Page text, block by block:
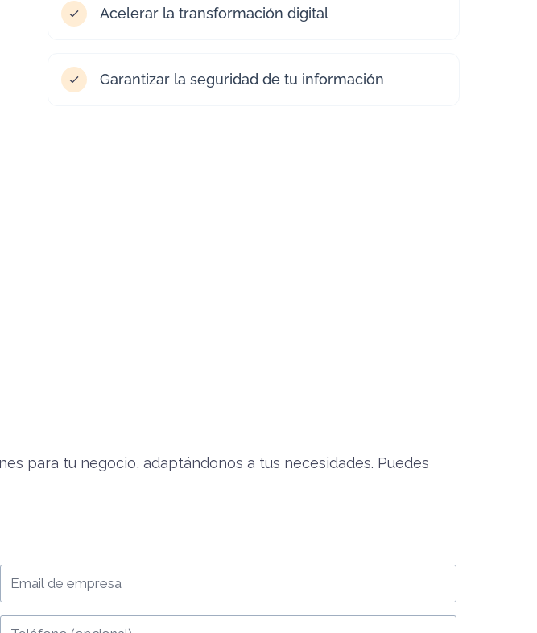
Acelerar la transformación digital
Garantizar la seguridad de tu información
para tu negocio, adaptándonos a tus necesidades. Puedes